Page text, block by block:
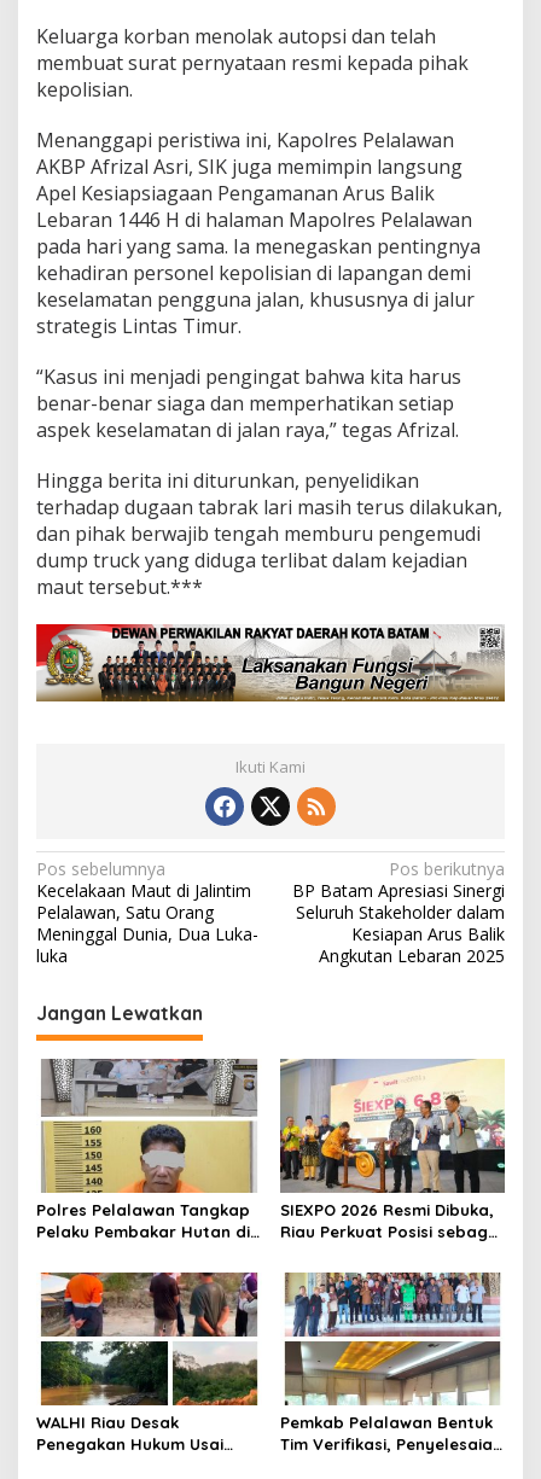
Keluarga korban menolak autopsi dan telah
membuat surat pernyataan resmi kepada pihak
kepolisian.
Menanggapi peristiwa ini, Kapolres Pelalawan
AKBP Afrizal Asri, SIK juga memimpin langsung
Apel Kesiapsiagaan Pengamanan Arus Balik
Lebaran 1446 H di halaman Mapolres Pelalawan
pada hari yang sama. Ia menegaskan pentingnya
kehadiran personel kepolisian di lapangan demi
keselamatan pengguna jalan, khususnya di jalur
strategis Lintas Timur.
“Kasus ini menjadi pengingat bahwa kita harus
benar-benar siaga dan memperhatikan setiap
aspek keselamatan di jalan raya,” tegas Afrizal.
Hingga berita ini diturunkan, penyelidikan
terhadap dugaan tabrak lari masih terus dilakukan,
dan pihak berwajib tengah memburu pengemudi
dump truck yang diduga terlibat dalam kejadian
maut tersebut.***
Ikuti Kami
N
a
v
i
g
a
s
i
p
o
s
Pos sebelumnya
Kecelakaan Maut di Jalintim
Pelalawan, Satu Orang
Meninggal Dunia, Dua Luka-
luka
Pos berikutnya
BP Batam Apresiasi Sinergi
Seluruh Stakeholder dalam
Kesiapan Arus Balik
Angkutan Lebaran 2025
Jangan Lewatkan
Polres Pelalawan Tangkap
Pelaku Pembakar Hutan di
Dibuka untuk Kebun Sawit
SIEXPO 2026 Resmi Dibuka,
Riau Perkuat Posisi sebagai
Nasional
WALHI Riau Desak
Penegakan Hukum Usai
Pemkab Pelalawan Bentuk
Tim Verifikasi, Penyelesaian